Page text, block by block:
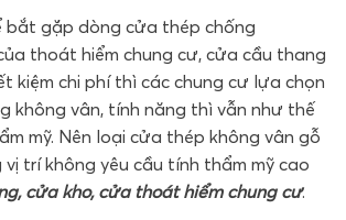
bắt gặp dòng cửa thép chống
thoát hiểm chung cư, cửa cầu thang
kiệm chi phí thì các chung cư lựa chọn
không vân, tính năng thì vẫn như thế
mỹ. Nên loại cửa thép không vân gỗ
trí không yêu cầu tính thẩm mỹ cao
cửa kho, cửa thoát hiểm chung cư.